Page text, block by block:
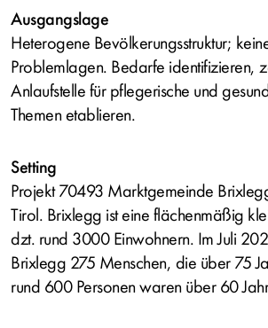
Ausgangslage
Heterogene Bevölkerungsstruktur;
Problemlagen. Bedarfe identifizieren,
Anlaufstelle für pflegerische und
Themen etablieren.
Setting
Projekt 70493 Marktgemeinde
Tirol. Brixlegg ist eine flächenmäßig
dzt. rund 3000 Einwohnern. Im Juli
Brixlegg 275 Menschen, die über 75
rund 600 Personen waren über 60